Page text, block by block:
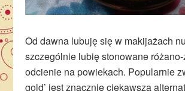
Od dawna lubuję się w makijażach
szczególnie lubię stonowane różano-
odcienie na powiekach. Popularnie
gold’ jest znacznie ciekawszą